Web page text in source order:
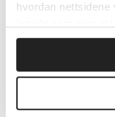
hvordan